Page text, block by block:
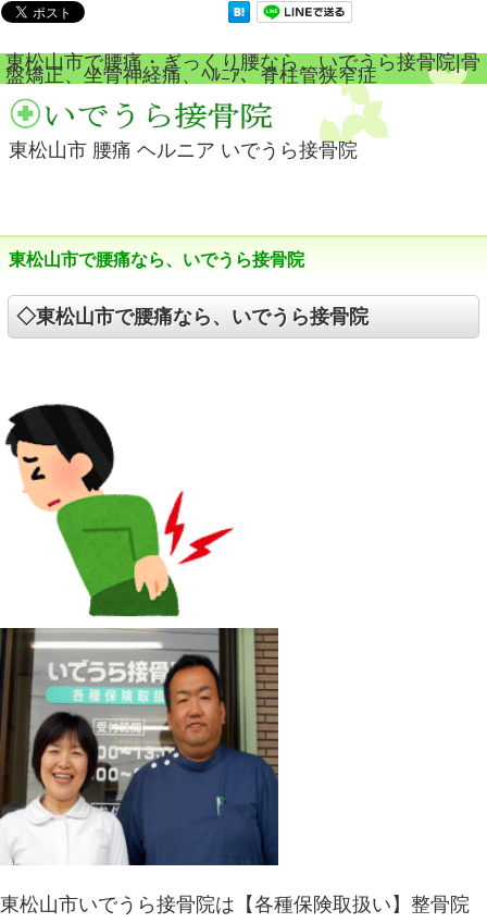
東松山市で腰痛・ぎっくり腰なら、いでうら接骨院|骨
盤矯正、坐骨神経痛、ﾍﾙﾆｱ、脊柱管狭窄症
東松山市 腰痛 ヘルニア いでうら接骨院
東松山市で腰痛なら、いでうら接骨院
◇東松山市で腰痛なら、いでうら接骨院
東松山市いでうら接骨院は【各種保険取扱い】整骨院